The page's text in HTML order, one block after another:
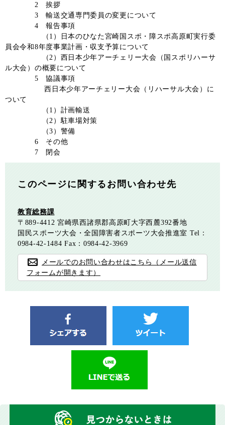
2 挨拶
3 輸送交通専門委員の変更について
4 報告事項
（1）日本のひなた宮崎国スポ・障スポ高原町実行委
員会令和8年度事業計画・収支予算について
（2）西日本少年アーチェリー大会（国スポリハーサ
ル大会）の概要について
5 協議事項
西日本少年アーチェリー大会（リハーサル大会）に
ついて
（1）計画輸送
（2）駐車場対策
（3）警備
6 その他
7 閉会
このページに関するお問い合わせ先
教育総務課
〒889-4412 宮崎県西諸県郡高原町大字西麓392番地
国民スポーツ大会・全国障害者スポーツ大会推進室 Tel：
0984-42-1484 Fax：0984-42-3969
メールでのお問い合わせはこちら（メール送信
フォームが開きます）